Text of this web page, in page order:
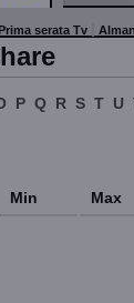
serata Tv
P Q R S T U
Min Max